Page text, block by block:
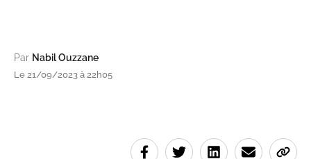
Par Nabil Ouzzane
Le 21/09/2023 à 22h05